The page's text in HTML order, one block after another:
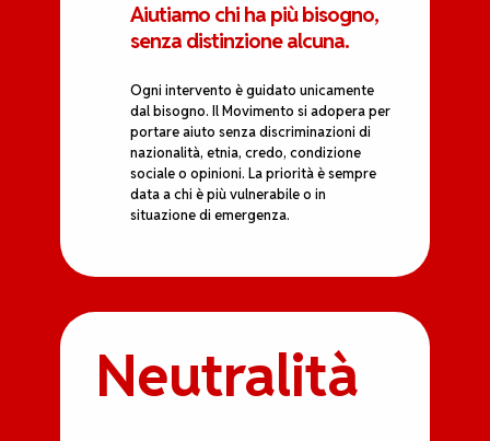
Aiutiamo chi ha più bisogno,
senza distinzione alcuna.
Ogni intervento è guidato unicamente
dal bisogno. Il Movimento si adopera per
portare aiuto senza discriminazioni di
nazionalità, etnia, credo, condizione
sociale o opinioni. La priorità è sempre
data a chi è più vulnerabile o in
situazione di emergenza.
Neutralità